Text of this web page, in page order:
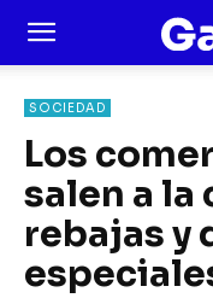
SOCIEDAD
Los
salen a la
rebajas y